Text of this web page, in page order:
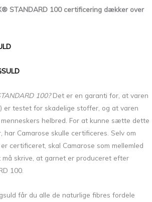
STANDARD 100 certificering dækker over
100?Det er en garanti for, at varen
testet for skadelige stoffer, og at varen
helbred. For at kunne sætte dette
har Camarose skulle certificeres. Selv om
certificeret, skal Camarose som mellemled
skrive, at garnet er produceret efter
100.
får du alle de naturlige fibres fordele